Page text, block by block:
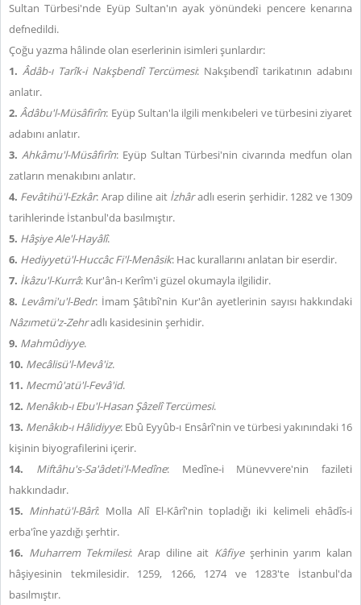
Sultan Türbesi'nde Eyüp Sultan'ın ayak yönündeki pencere kenarına
defnedildi.
Çoğu yazma hâlinde olan eserlerinin isimleri şunlardır:
1. Âdâb-ı Tarîk-i Nakşbendî Tercümesi: Nakşıbendî tarikatının adabını
anlatır.
2.Âdâbu'l-Müsâfirîn: Eyüp Sultan'la ilgili menkıbeleri ve türbesini ziyaret
adabını anlatır.
3. Ahkâmu'l-Müsâfirîn: Eyüp Sultan Türbesi'nin civarında medfun olan
zatların menakıbını anlatır.
4. Fevâtihü'l-Ezkâr: Arap diline ait İzhâradlı eserin şerhidir. 1282 ve 1309
tarihlerinde İstanbul'da basılmıştır.
5. Hâşiye Ale'l-Hayâlî.
6. Hediyyetü'l-Huccâc Fi'l-Menâsik: Hac kurallarını anlatan bir eserdir.
7. İkâzu'l-Kurrâ: Kur'ân-ı Kerîm'i güzel okumayla ilgilidir.
8. Levâmi'u'l-Bedr: İmam Şâtıbî'nin Kur'ân ayetlerinin sayısı hakkındaki
Nâzımetü'z-Zehradlı kasidesinin şerhidir.
9. Mahmûdiyye.
10. Mecâlisü'l-Mevâ'iz.
11. Mecmû'atü'l-Fevâ'id.
12. Menâkıb-ı Ebu'l-Hasan Şâzelî Tercümesi.
13. Menâkıb-ı Hâlidiyye: Ebû Eyyûb-ı Ensârî'nin ve türbesi yakınındaki 16
kişinin biyografilerini içerir.
14. Miftâhu's-Sa'âdeti'l-Medîne: Medîne-i Münevvere'nin fazileti
hakkındadır.
15. Minhatü'l-Bârî: Molla Alî El-Kârî'nin topladığı iki kelimeli ehâdîs-i
erba'îne yazdığı şerhtir.
16. Muharrem Tekmilesi: Arap diline ait Kâfiyeşerhinin yarım kalan
hâşiyesinin tekmilesidir. 1259, 1266, 1274 ve 1283'te İstanbul'da
basılmıştır.